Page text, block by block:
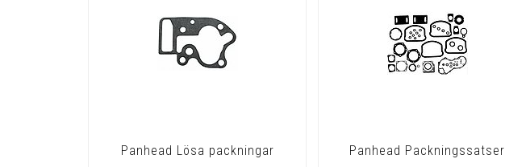
Panhead Lösa packningar Panhead Packningssatser